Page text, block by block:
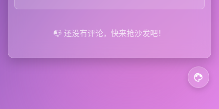
📭 还没有评论，快来抢沙发吧！